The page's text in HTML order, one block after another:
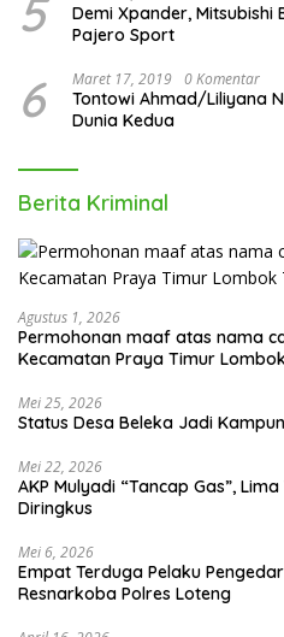
5
Demi Xpander,
Pajero Sport
6 Maret 17, 2019 0 Komentar
Tontowi Ahmad/Liliyana
Dunia Kedua
Berita Kriminal
Agustus 1, 2026
Permohonan maaf atas nama
Kecamatan Praya Timur
Mei 25, 2026
Status Desa Beleka Jadi
Mei 22, 2026
AKP Mulyadi “Tancap Gas”,
Diringkus
Mei 6, 2026
Empat Terduga Pelaku
Resnarkoba Polres Loteng